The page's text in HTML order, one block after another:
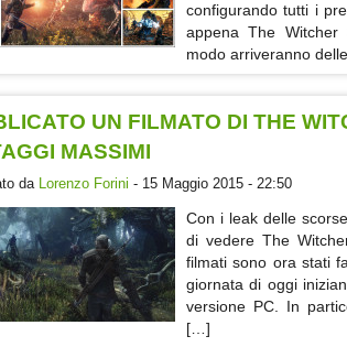
configurando tutti i
appena The
modo arriveranno
UN FILMATO DI THE
MASSIMI
da Lorenzo Forini - 15 Maggio 2015 - 22:50
Con i leak delle
di vedere The
filmati sono ora stati
giornata di oggi
versione PC. In
[…]